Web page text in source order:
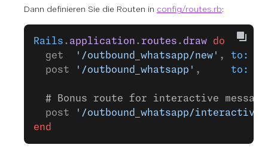
Dann definieren Sie die Routen in config/routes.rb:
Rails . application . routes . draw do
  get
'/outbound_whatsapp/new' , to:
  post
'/outbound_whatsapp' , to:
# Bonus route for interactive
  post
'/outbound_whatsapp/interactive'
end